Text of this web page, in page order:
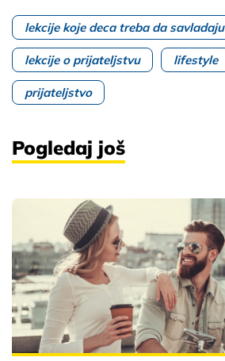
lekcije koje deca treba da savladaju
lekcije o prijateljstvu lifestyle
prijateljstvo
Pogledaj još